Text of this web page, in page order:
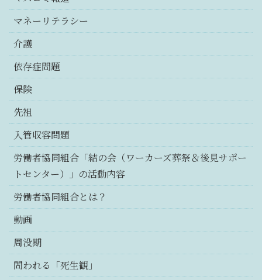
マネーリテラシー
介護
依存症問題
保険
先祖
入管収容問題
労働者協同組合「結の会（ワーカーズ葬祭＆後見サポー
トセンター）」の活動内容
労働者協同組合とは？
動画
周没期
問われる「死生観」